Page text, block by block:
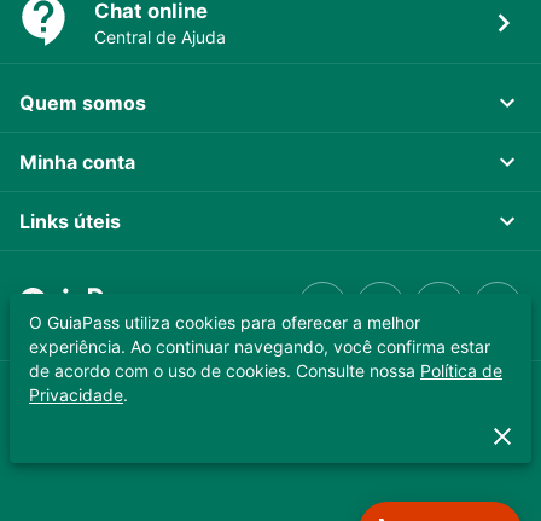
Chat online
Central de Ajuda
Quem somos
Minha conta
Links úteis
GUIAPASS TECNOLOGIA LTDA. CNPJ 37.989.806/0001-64
O GuiaPass utiliza cookies para oferecer a melhor
experiência. Ao continuar navegando, você confirma estar
de acordo com o uso de cookies. Consulte nossa Política de
Privacidade.